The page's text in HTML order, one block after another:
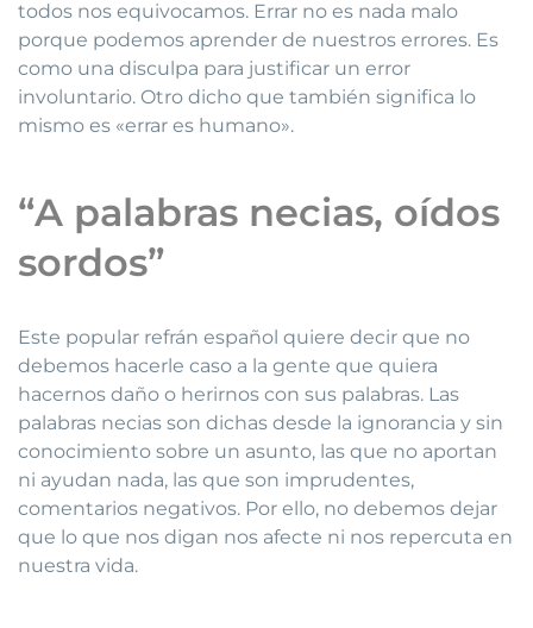
todos nos equivocamos. Errar no es nada malo
porque podemos aprender de nuestros errores. Es
como una disculpa para justificar un error
involuntario. Otro dicho que también significa lo
mismo es «errar es humano».
“A palabras necias, oídos
sordos”
Este popular refrán español quiere decir que no
debemos hacerle caso a la gente que quiera
hacernos daño o herirnos con sus palabras. Las
palabras necias son dichas desde la ignorancia y sin
conocimiento sobre un asunto, las que no aportan
ni ayudan nada, las que son imprudentes,
comentarios negativos. Por ello, no debemos dejar
que lo que nos digan nos afecte ni nos repercuta en
nuestra vida.